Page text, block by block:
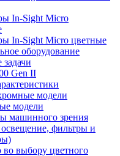
In-Sight Micro
In-Sight Micro цветные
оборудование
Gen II
модели
модели
машинного зрения
фильтры и
во выбору цветного